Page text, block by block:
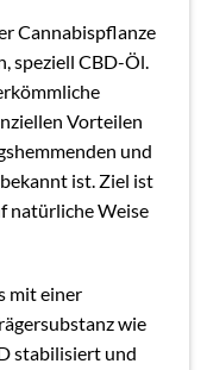
Cannabispflanze
speziell CBD-Öl.
Vorteilen
und
ist. Ziel ist
natürliche Weise
mit einer
wie
stabilisiert und